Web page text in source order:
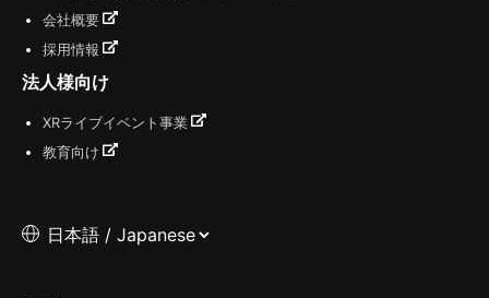
会社概要
採用情報
法人様向け
XRライブイベント事業
教育向け